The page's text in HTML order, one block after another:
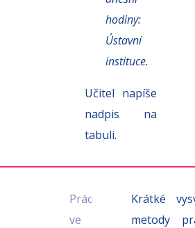
hodiny:
Ústavní
instituce.
Učitel napíše
nadpis na
tabuli.
Práce
ve
Krátké
metody